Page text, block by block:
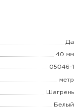
Да
40 мм
05046-1
метр
Шагрень
Белый